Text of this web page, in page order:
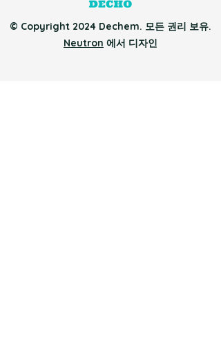
© Copyright 2024 Dechem. 모든 권리 보유.
Neutron 에서 디자인